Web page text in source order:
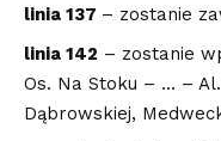
linia 137 – zostanie
linia 142 – zostanie
Os. Na Stoku – … –
Dąbrowskiej,